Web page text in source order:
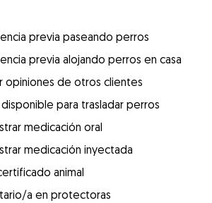
previa paseando perros
previa alojando perros en casa
opiniones de otros clientes
para trasladar perros
medicación oral
medicación inyectada
animal
a en protectoras